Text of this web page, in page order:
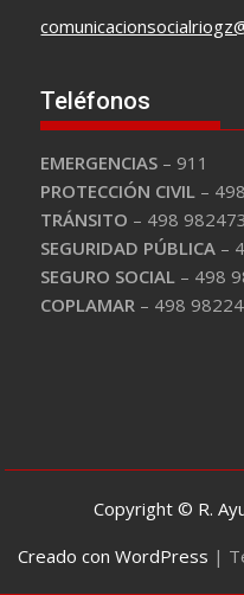
Teléfonos
EMERGENCIAS – 911
PROTECCIÓN CIVIL –
TRÁNSITO – 498
SEGURIDAD PÚBLICA –
SEGURO SOCIAL – 498
COPLAMAR – 498
Copyright © R.
Creado con WordPress |